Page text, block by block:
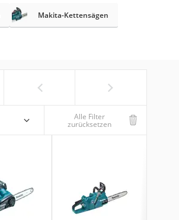
Makita-Kettensägen
Alle Filter
zurücksetzen